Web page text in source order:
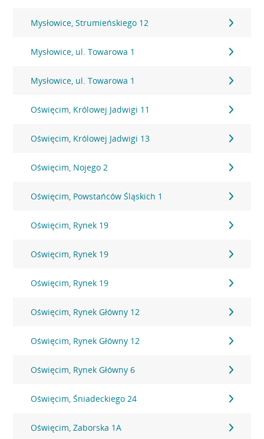
Mysłowice, Strumieńskiego 12
Mysłowice, ul. Towarowa 1
Mysłowice, ul. Towarowa 1
Oświęcim, Królowej Jadwigi 11
Oświęcim, Królowej Jadwigi 13
Oświęcim, Nojego 2
Oświęcim, Powstańców Śląskich 1
Oświęcim, Rynek 19
Oświęcim, Rynek 19
Oświęcim, Rynek 19
Oświęcim, Rynek Główny 12
Oświęcim, Rynek Główny 12
Oświęcim, Rynek Główny 6
Oświęcim, Śniadeckiego 24
Oświęcim, Zaborska 1A